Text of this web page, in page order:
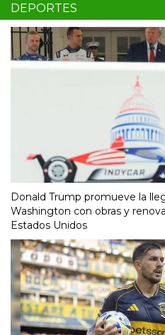
DEPORTES
Donald Trump promueve la
Washington con obras y
Estados Unidos